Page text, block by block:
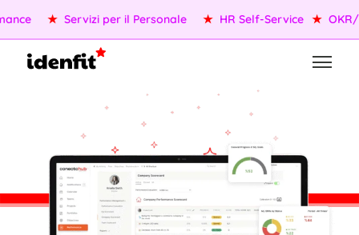
OKR/KPI ★ Agenti AI ★ Gestione della Performance ★